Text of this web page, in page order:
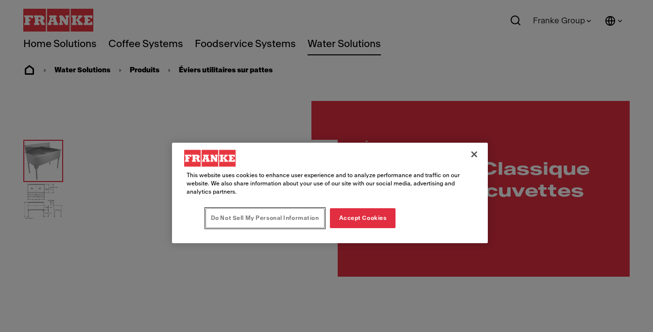
Home Solutions Coffee Systems Foodservice Systems Water Solutions
Franke Group
Water Solutions Produits Éviers utilitaires sur pattes
DL2448-1 Classique
ca16, deux cuvettes
Article Number
This website uses cookies to enhance user experience and to analyze performance and traffic on our
website. We also share information about your use of our site with our social media, advertising and
analytics partners.
Do Not Sell My Personal Information Accept Cookies